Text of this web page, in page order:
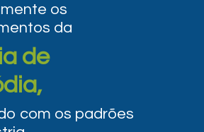
os
da
de
com os padrões